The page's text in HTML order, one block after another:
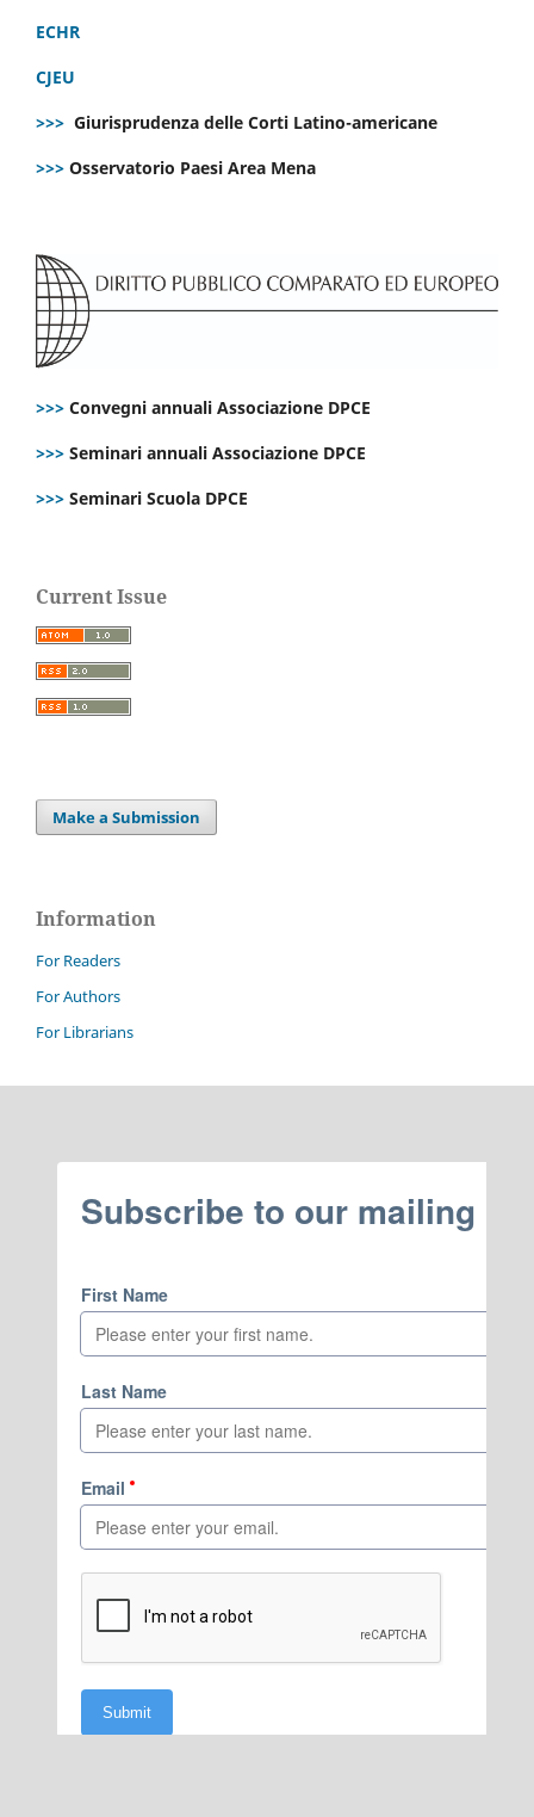
ECHR
CJEU
>>> Giurisprudenza delle Corti Latino-americane
>>> Osservatorio Paesi Area Mena
>>> Convegni annuali Associazione DPCE
>>> Seminari annuali Associazione DPCE
>>> Seminari Scuola DPCE
Current Issue
Make a Submission
Information
For Readers
For Authors
For Librarians